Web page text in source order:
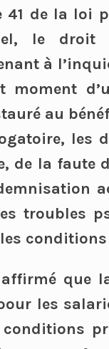
41 de la loi
le droit
à
moment
au
de la faute
troubles
conditions
que
les